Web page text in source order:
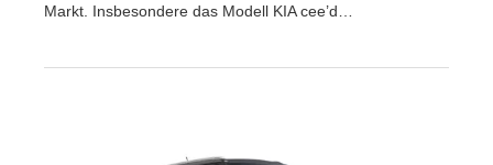
Markt. Insbesondere das Modell KIA cee’d…